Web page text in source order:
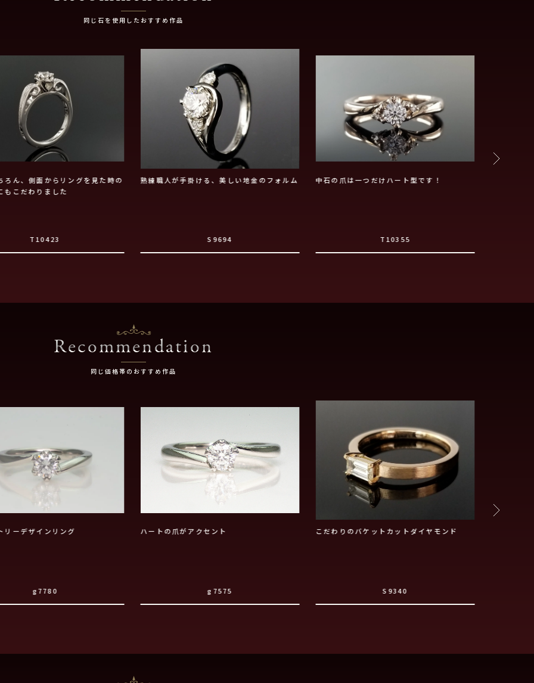
同じ石を使用したおすすめ作品
ろん、側面からリングを見た時の
もこだわりました
T10423
熟練職人が手掛ける、美しい地金のフォルム
S9694
中石の爪は一つだけハート型です！
T10355
Recommendation
同じ価格帯のおすすめ作品
リーデザインリング
g7780
ハートの爪がアクセント
g7575
こだわりのバケットカットダイヤモンド
S9340